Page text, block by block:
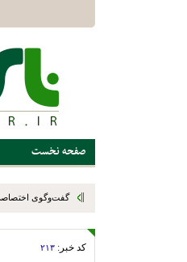
صفحه نخست
گفت‌وگوی اختصاصی
استهبان و بختگانکد خبر: ۲۱۳